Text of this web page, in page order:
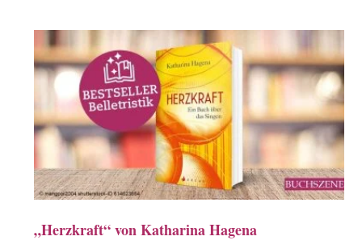
„Herzkraft“ von Katharina Hagena